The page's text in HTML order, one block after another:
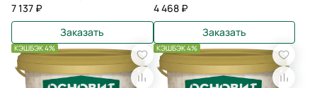
7 137 ₽
Заказать
4 468 ₽
Заказать
КЭШБЭК 4% КЭШБЭК 4%